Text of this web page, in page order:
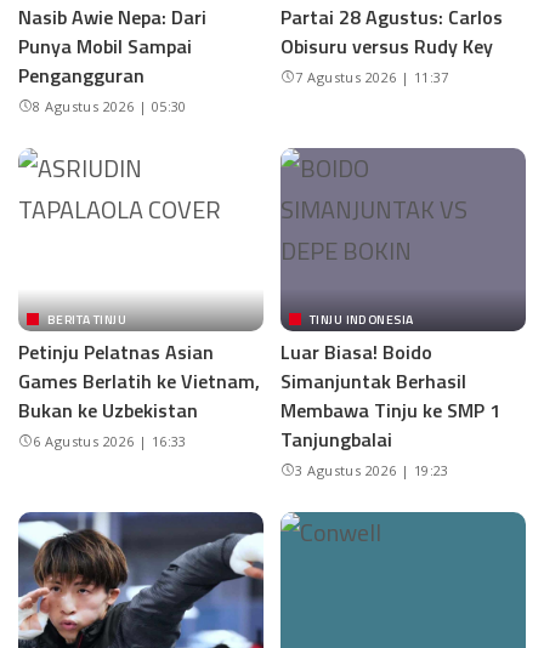
Nasib Awie Nepa: Dari
Punya Mobil Sampai
Pengangguran
8 Agustus 2026 | 05:30
Partai 28 Agustus: Carlos
Obisuru versus Rudy Key
7 Agustus 2026 | 11:37
BERITA TINJU
Petinju Pelatnas Asian
Games Berlatih ke Vietnam,
Bukan ke Uzbekistan
6 Agustus 2026 | 16:33
TINJU INDONESIA
Luar Biasa! Boido
Simanjuntak Berhasil
Membawa Tinju ke SMP 1
Tanjungbalai
3 Agustus 2026 | 19:23